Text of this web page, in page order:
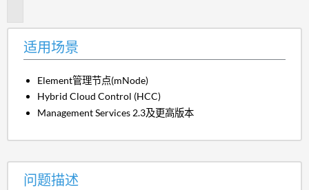
适用场景
Element管理节点(mNode)
Hybrid Cloud Control (HCC)
Management Services 2.3及更高版本
问题描述